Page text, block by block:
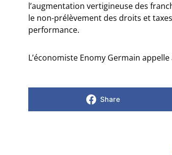
l’augmentation vertigineuse des
le non-prélèvement des droits et
performance.
L’économiste Enomy Germain
Share